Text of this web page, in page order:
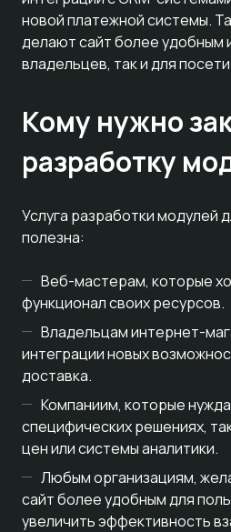
новой платежной системы.
делают сайт более удобным
владельцев, так и для
Кому нужно
разработку
Услуга разработки модулей
полезна:
Веб-мастерам, которые
функционал своих ресурсов.
Владельцам интернет-
интеграции новых
доставка.
Компаниим, которые
специфических решениях,
цен или системы аналитики.
Любым организациям,
сайт более удобным для
увеличить эффективность